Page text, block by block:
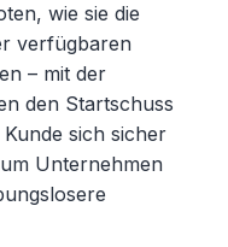
wie sie die
verfügbaren
– mit der
den Startschuss
sich sicher
Unternehmen